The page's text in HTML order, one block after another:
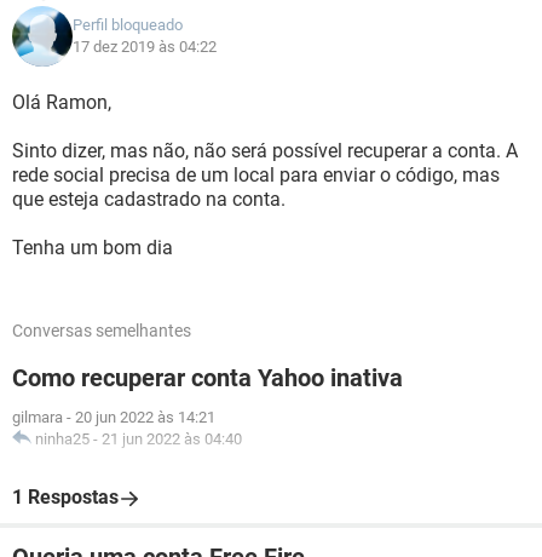
Perfil bloqueado
17 dez 2019 às 04:22
Olá Ramon,
Sinto dizer, mas não, não será possível recuperar a conta. A
rede social precisa de um local para enviar o código, mas
que esteja cadastrado na conta.
Tenha um bom dia
Conversas semelhantes
Como recuperar conta Yahoo inativa
gilmara - 20 jun 2022 às 14:21
ninha25 - 21 jun 2022 às 04:40
1 Respostas